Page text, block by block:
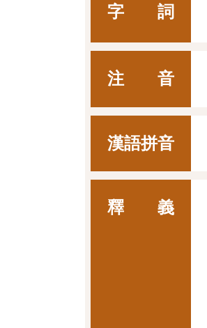
字 詞
注 音
漢語拼音
釋 義